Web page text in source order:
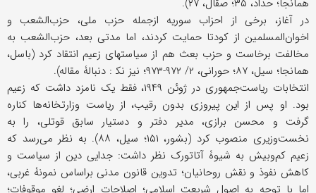
همانجا؛ حداد، ۳۵؛ صقال، ۲۷).
در آغاز، برخی از احزاب سوریه ازجمله حزب ملی، حزب‌الشعب و
اخوان‌المسلمین از کودتا حمایت کردند، اما مدتی بعد، حزب‌الشعب به
مخالفت برخاست و حزب بعث هم از سیاستهای زعیم انتقاد کرد (باسل،
همانجا؛ سیل، ۸۷؛ حورانی، ۲/ ۹۷۲-۹۷۳؛ نیز نک‍ : دنبالۀ مقاله).
انتخابات ریاست‌جمهوری در ژوئن ۱۹۴۹، فقط یک نامزد داشت که زعیم
بود. او پس از این پیروزی بدون رقیب، از ریاست وزارتخانه‌ها کناره
گرفت و محسن برازی، مدیر دفتر و دستیار سابق قوتلی، را به
نخست‌وزیری منصوب کرد (بشور، ۱۵۱؛ سیل، ۸۸). به نظر می‌رسد که
زعیم کم‌وبیش به شیوۀ آتاتورک نظر داشت: جدایی دین از سیاست و
کاهش نفوذ و نقش روحانیان؛ تدوین قانون مدنی براساس نمونۀ غربی،
اما با توجه به اصول شریعت اسلامی؛ اصلاحات ارضی؛ لغو موقوفات؛